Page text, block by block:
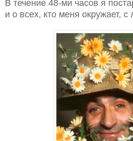
В течение 48-ми часов я
и о всех, кто меня окружает,